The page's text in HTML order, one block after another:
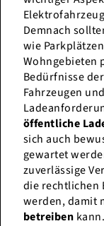
Demnach
wie
Wohngebieten
Bedürfnisse
Fahrzeugen
öffentliche
sich auch
gewartet
zuverlässige
die rechtlichen
werden, damit
betreiben kann.